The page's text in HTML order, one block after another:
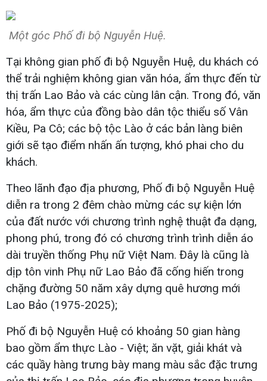
Một góc Phố đi bộ Nguyễn Huệ.
Tại không gian phố đi bộ Nguyễn Huệ, du khách có
thể trải nghiệm không gian văn hóa, ẩm thực đến từ
thị trấn Lao Bảo và các cùng lân cận. Trong đó, văn
hóa, ẩm thực của đồng bào dân tộc thiểu số Vân
Kiều, Pa Cô; các bộ tộc Lào ở các bản làng biên
giới sẽ tạo điểm nhấn ấn tượng, khó phai cho du
khách.
Theo lãnh đạo địa phương, Phố đi bộ Nguyễn Huệ
diễn ra trong 2 đêm chào mừng các sự kiện lớn
của đất nước với chương trình nghệ thuật đa dạng,
phong phú, trong đó có chương trình trình diễn áo
dài truyền thống Phụ nữ Việt Nam. Đây là cũng là
dịp tôn vinh Phụ nữ Lao Bảo đã cống hiến trong
chặng đường 50 năm xây dựng quê hương mới
Lao Bảo (1975-2025);
Phố đi bộ Nguyễn Huệ có khoảng 50 gian hàng
bao gồm ẩm thực Lào - Việt; ăn vặt, giải khát và
các quầy hàng trưng bày mang màu sắc đặc trưng